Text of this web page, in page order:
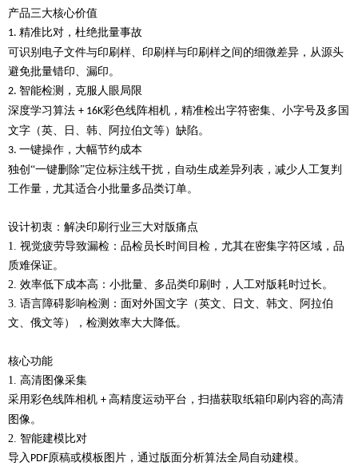
产品三大核心价值
1. 精准比对，杜绝批量事故
可识别电子文件与印刷样、印刷样与印刷样之间的细微差异，从源头
避免批量错印、漏印。
2. 智能检测，克服人眼局限
深度学习算法 + 16K彩色线阵相机，精准检出字符密集、小字号及多国
文字（英、日、韩、阿拉伯文等）缺陷。
3. 一键操作，大幅节约成本
独创 “一键删除”定位标注线干扰，自动生成差异列表，减少人工复判
工作量，尤其适合小批量多品类订单。
设计初衷：解决印刷行业三大对版痛点
1. 视觉疲劳导致漏检：品检员长时间目检，尤其在密集字符区域，品
质难保证。
2. 效率低下成本高：小批量、多品类印刷时，人工对版耗时过长。
3. 语言障碍影响检测：面对外国文字（英文、日文、韩文、阿拉伯
文、俄文等），检测效率大大降低。
核心功能
1. 高清图像采集
采用彩色线阵相机 + 高精度运动平台，扫描获取纸箱印刷内容的高清
图像。
2. 智能建模比对
导入 PDF原稿或模板图片，通过版面分析算法全局自动建模。